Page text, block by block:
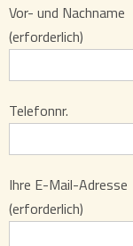
Vor- und Nachname
(erforderlich)
Telefonnr.
Ihre E-Mail-Adresse
(erforderlich)